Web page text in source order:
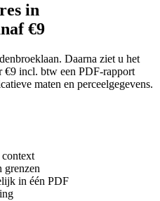
in
€9
Daarna ziet u het
€9 incl. btw een PDF-rapport
maten en perceelgegevens.
grenzen
in één PDF